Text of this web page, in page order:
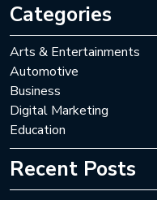
Categories
Arts & Entertainments
Automotive
Business
Digital Marketing
Education
Recent Posts